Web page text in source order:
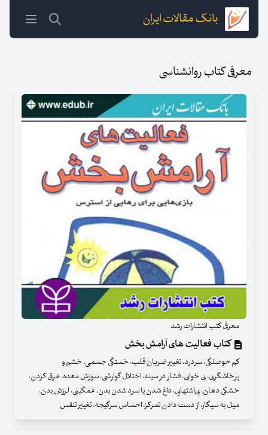
بانک مقالات ایران
معرفی کتاب روانشناسی
معرفی کتب انتشارات رشد
کتاب فعالیت های آرامش بخش
کم حوصلگی، سردرد، تغییر ضربان قلب، خستگی جسمی، خشم و
پرخاشگری، بی خوابی، فشار در سینه، اختلال گوارشی، سوزش معده، عرق کردن،
خشکی دهان، بی‌اشتهایی، داغ شدن یا سرد شدن بدن، غمگینی، لرزش بدن،
میل به سیگار، از دست دادن تمرکز، احساس سرگیجه، تغییر تنفس